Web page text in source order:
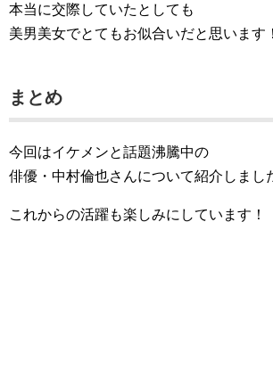
本当に交際していたとしても
美男美女でとてもお似合いだと思います！
まとめ
今回はイケメンと話題沸騰中の
俳優・中村倫也さんについて紹介しまし
これからの活躍も楽しみにしています！